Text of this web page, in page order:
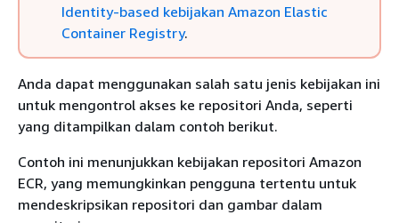
Identity-based kebijakan Amazon Elastic
Container Registry.
Anda dapat menggunakan salah satu jenis kebijakan ini
untuk mengontrol akses ke repositori Anda, seperti
yang ditampilkan dalam contoh berikut.
Contoh ini menunjukkan kebijakan repositori Amazon
ECR, yang memungkinkan pengguna tertentu untuk
mendeskripsikan repositori dan gambar dalam